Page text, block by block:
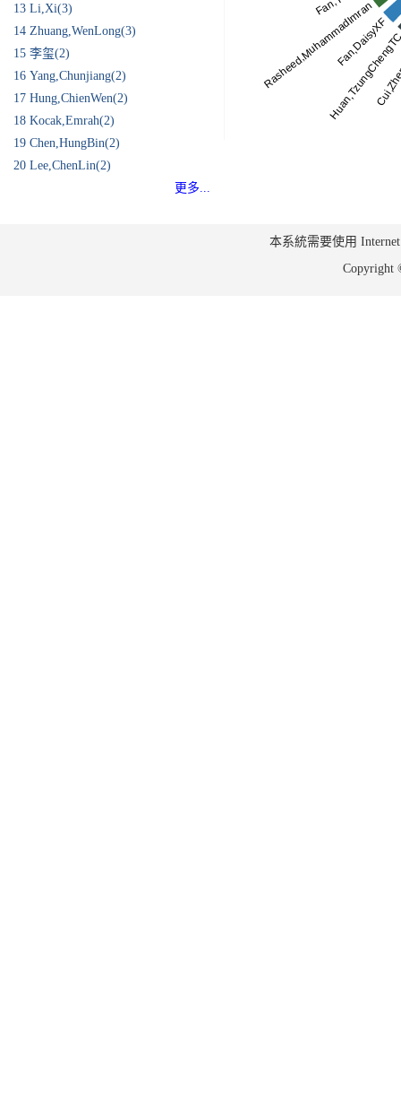
13 Li,Xi(3)
14 Zhuang,WenLong(3)
15 李玺(2)
16 Yang,Chunjiang(2)
17 Hung,ChienWen(2)
18 Kocak,Emrah(2)
19 Chen,HungBin(2)
20 Lee,ChenLin(2)
更多...
本系統需要使用
Copyright